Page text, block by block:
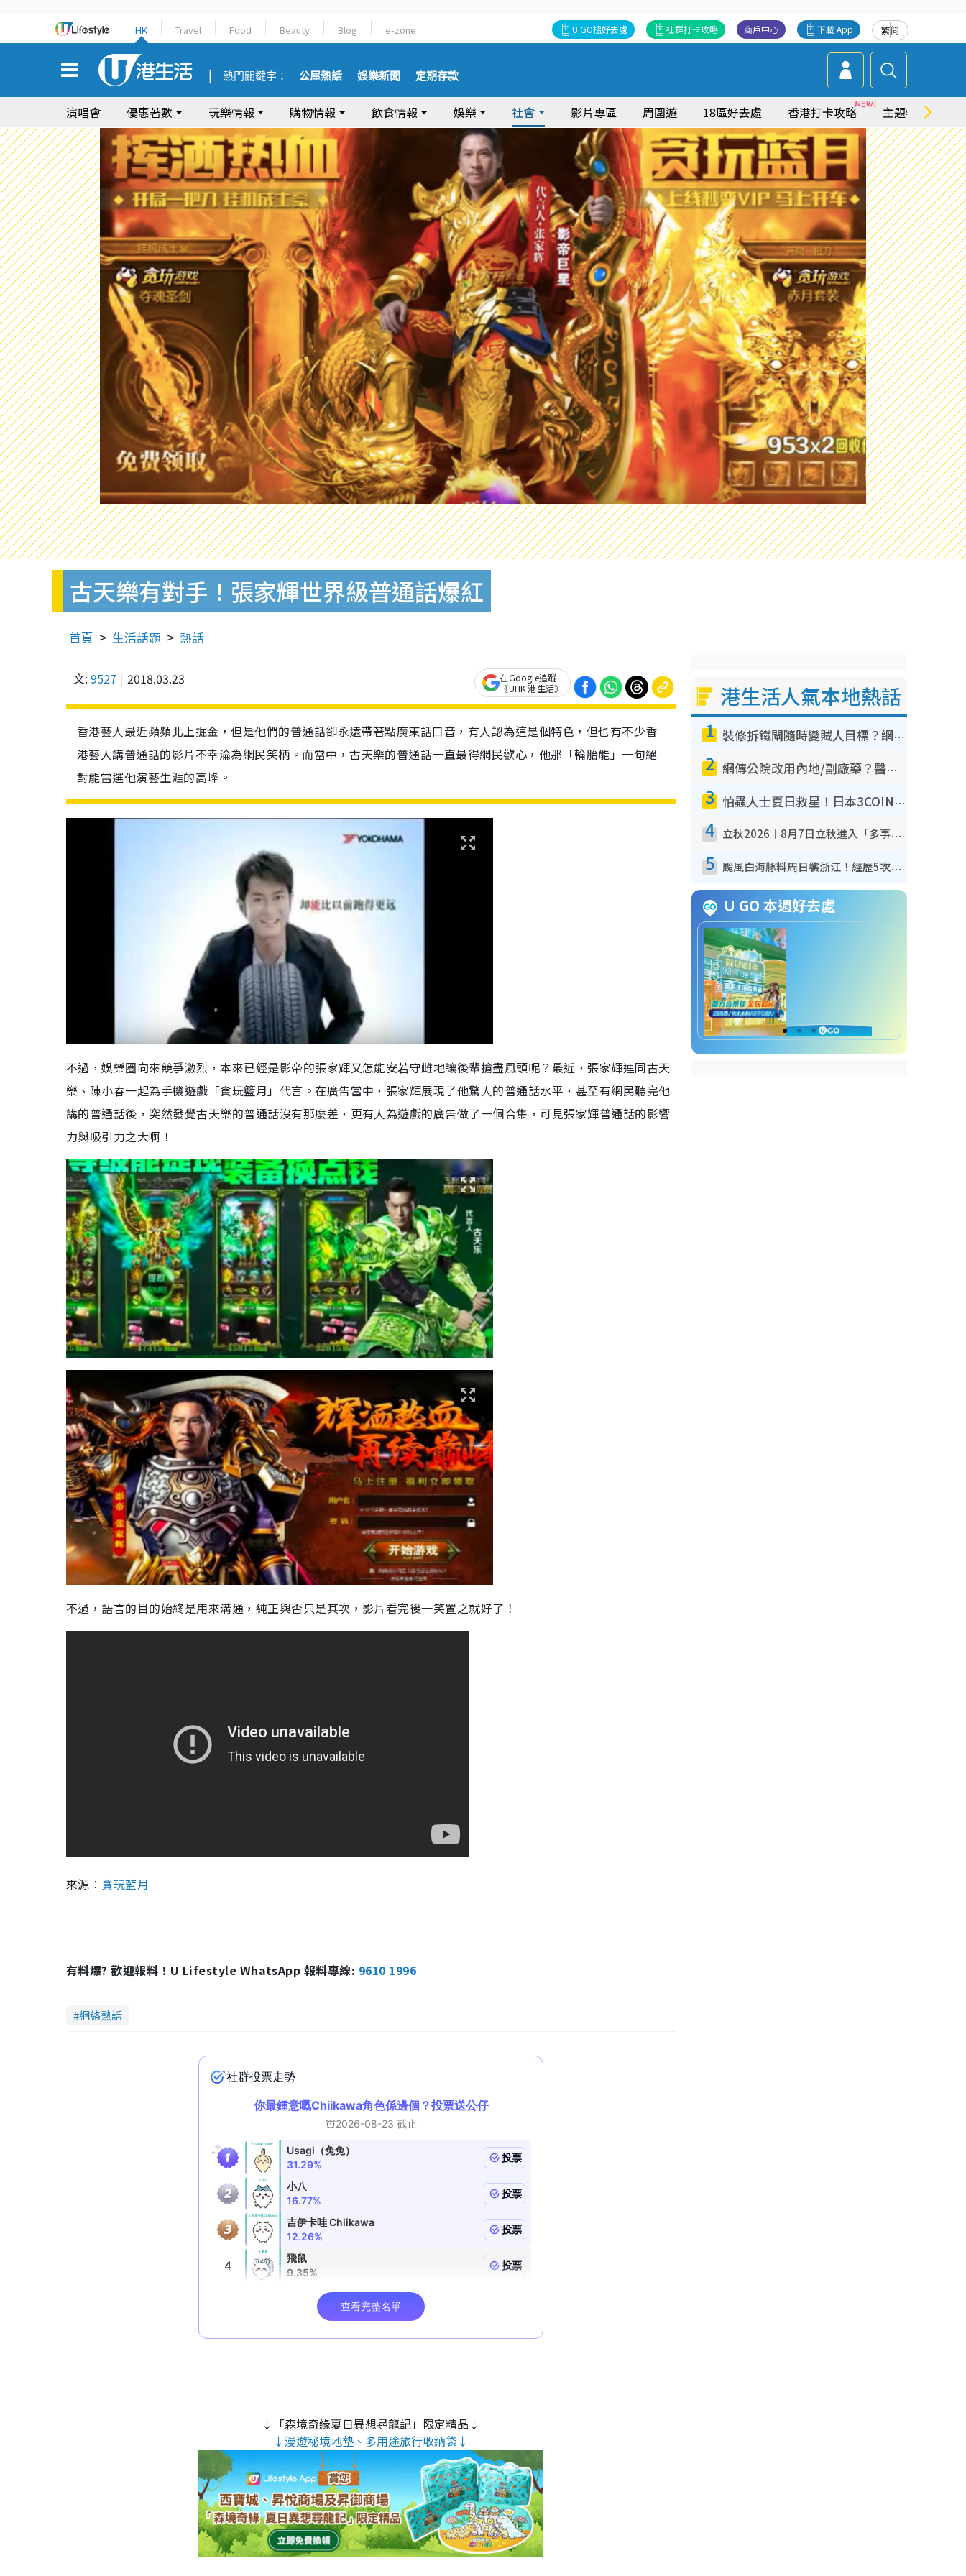
HK Travel Food Beauty Blog e-zone 繁简
下載 App
商戶中心
社群打卡攻略
U GO搵好去處
熱門關鍵字： 公屋熱話 娛樂新聞 定期存款
演唱會 優惠著數 玩樂情報 購物情報 飲食情報 娛樂 社會 影片專區 周圍遊 18區好去處 香港打卡攻略 主題特集
古天樂有對手！張家輝世界級普通話爆紅
首頁 生活話題 熱話
文: 9527 2018.03.23
在Google追蹤
《UHK 港生活》
香港藝人最近頻頻北上掘金，但是他們的普通話卻永遠帶著點廣東話口音，有人認為這是個特色，但也有不少香
港藝人講普通話的影片不幸淪為網民笑柄。而當中，古天樂的普通話一直最得網民歡心，他那「輪胎能」一句絕
對能當選他演藝生涯的高峰。
不過，娛樂圈向來競爭激烈，本來已經是影帝的張家輝又怎能安若守雌地讓後輩搶盡風頭呢？最近，張家輝連同古天
樂、陳小春一起為手機遊戲「貪玩籃月」代言。在廣告當中，張家輝展現了他驚人的普通話水平，甚至有網民聽完他
講的普通話後，突然發覺古天樂的普通話沒有那麼差，更有人為遊戲的廣告做了一個合集，可見張家輝普通話的影響
力與吸引力之大啊！
不過，語言的目的始終是用來溝通，純正與否只是其次，影片看完後一笑置之就好了！
來源： 貪玩藍月
有料爆? 歡迎報料！U Lifestyle WhatsApp 報料專線: 9610 1996
網絡熱話
↓「森境奇緣夏日異想尋龍記」限定精品↓
↓漫遊秘境地墊、多用途旅行收納袋↓
港生活人氣本地熱話
1 裝修拆鐵閘隨時變賊人目標？網民揭2大關鍵用途：裝新式等於白裝？附新舊鐵閘分別
2 網傳公院改用內地/副廠藥？醫生拆解正副廠分別 揭4類人換藥隨時出事
3 怕蟲人士夏日救星！日本3COINS爆紅驅蟲神器$45起 1招「全程免觸碰」輕鬆搞定小強
4 立秋2026｜8月7日立秋進入「多事之秋」 3件事唔做得！專家教6招開運 清枱頭／銀包納氣接好運
5 颱風白海豚料周日襲浙江！經歷5次「眼牆置換」極罕見 成登陸內地最長途颱風
U GO 本週好去處